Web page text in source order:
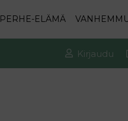
PERHE-ELÄMÄ
Kirjaudu